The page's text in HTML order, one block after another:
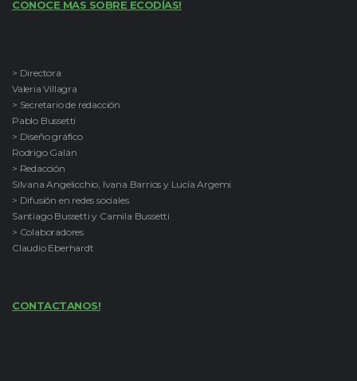
CONOCE MAS SOBRE ECODÍAS!
> Directora
Valeria Villagra
> Secretario de redacción
Pablo Bussetti
> Diseño gráfico
Rodrigo Galán
> Redacción
Silvana Angelicchio, Ivana Barrios y Lucía Argemi
> Difusión en redes sociales
Santiago Bussetti y Camila Bussetti
> Colaboradores
Claudio Eberhardt
CONTACTANOS!